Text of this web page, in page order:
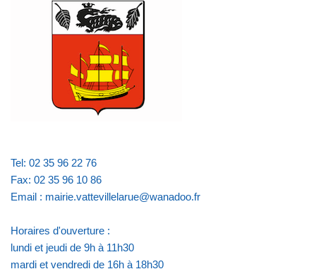
Tel: 02 35 96 22 76
Fax: 02 35 96 10 86
Email : mairie.vattevillelarue@wanadoo.fr
Horaires d'ouverture :
lundi et jeudi de 9h à 11h30
mardi et vendredi de 16h à 18h30